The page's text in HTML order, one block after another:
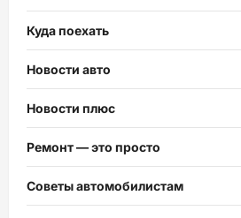
Куда поехать
Новости авто
Новости плюс
Ремонт — это просто
Советы автомобилистам